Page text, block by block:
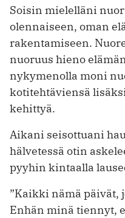
Soisin mielelläni
olennaiseen, oman
rakentamiseen.
nuoruus hieno
nykymenolla moni
kotitehtäviensä
kehittyä.
Aikani seisottuani
hälvetessä otin
pyyhin kintaalla
”Kaikki nämä päivät,
Enhän minä tiennyt,